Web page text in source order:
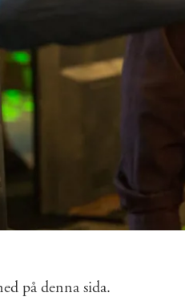
på denna sida.